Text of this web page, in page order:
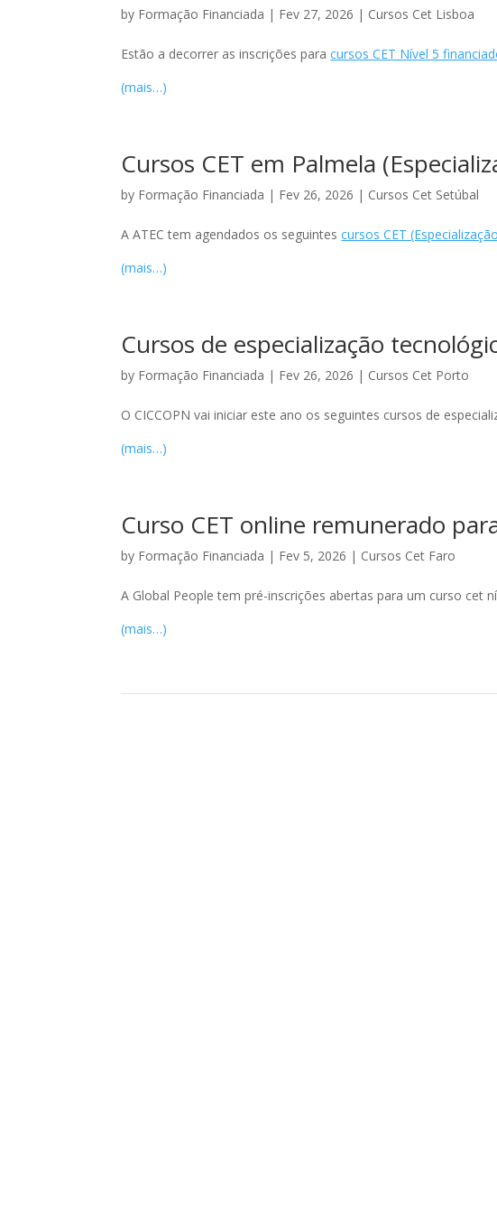
by Formação Financiada | Fev 27, 2026 | Cursos Cet Lisboa
Estão a decorrer as inscrições paracursos CET Nível 5
(mais…)
Cursos CET em Palmela
by Formação Financiada | Fev 26, 2026 | Cursos Cet Setúbal
A ATEC tem agendados os seguintescursos CET
(mais…)
Cursos de especialização
by Formação Financiada | Fev 26, 2026 | Cursos Cet Porto
O CICCOPN vai iniciar este ano os seguintes cursos de
(mais…)
Curso CET online remunerado
by Formação Financiada | Fev 5, 2026 | Cursos Cet Faro
A Global People tem pré-inscrições abertas para um curso cet
(mais…)